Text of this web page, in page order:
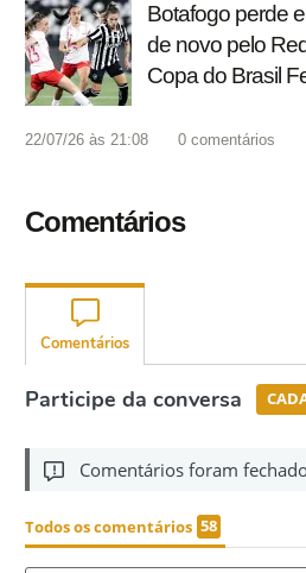
Botafogo perde
de novo pelo
Copa do Brasil
22/07/26 às 21:08 0 comentários
Comentários